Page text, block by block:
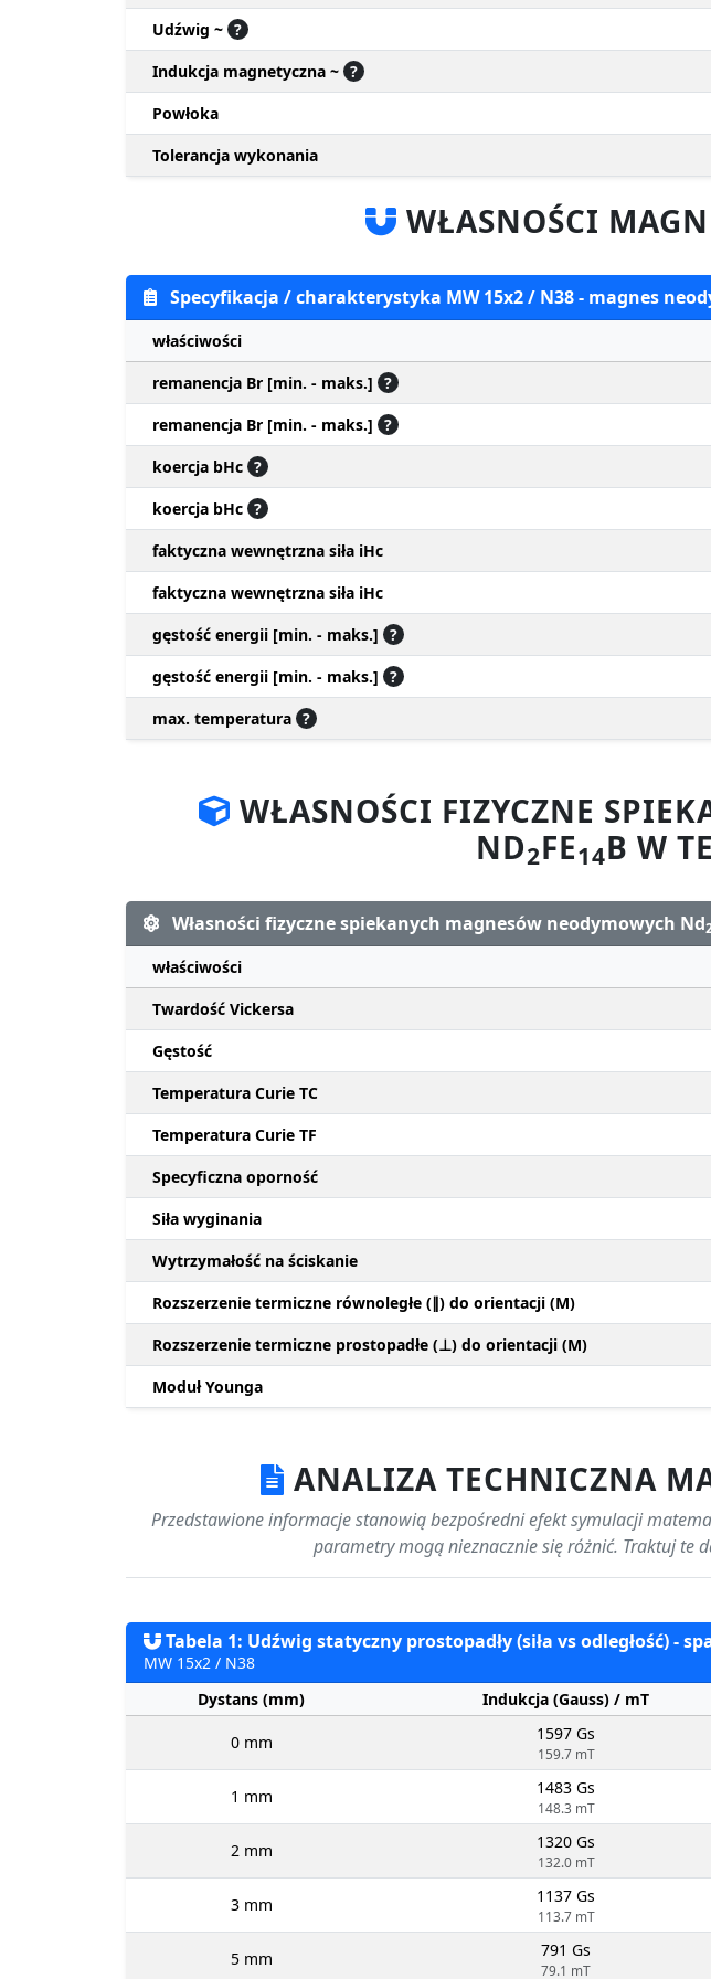
Udźwig ~ ?
Indukcja magnetyczna ~ ?
Powłoka
Tolerancja wykonania
WŁASNOŚCI
Specyfikacja / charakterystyka MW 15x2 / N38 - magnes
właściwości
remanencja Br [min. - maks.] ?
remanencja Br [min. - maks.] ?
koercja bHc ?
koercja bHc ?
faktyczna wewnętrzna siła iHc
faktyczna wewnętrzna siła iHc
gęstość energii [min. - maks.] ?
gęstość energii [min. - maks.] ?
max. temperatura ?
WŁASNOŚCI FIZYCZNE
ND2FE14B W
Własności fizyczne spiekanych magnesów neodymowych Nd
właściwości
Twardość Vickersa
Gęstość
Temperatura Curie TC
Temperatura Curie TF
Specyficzna oporność
Siła wyginania
Wytrzymałość na ściskanie
Rozszerzenie termiczne równoległe (∥) do orientacji (M)
Rozszerzenie termiczne prostopadłe (⊥) do orientacji (M)
Moduł Younga
ANALIZA TECHNICZNA
Przedstawione informacje stanowią bezpośredni efekt symulacji
parametry mogą nieznacznie się różnić. Traktuj te
Tabela 1: Udźwig statyczny prostopadły (siła vs odległość) -
MW 15x2 / N38
Dystans (mm)
Indukcja (Gauss) / mT
0 mm 1597 Gs
159.7 mT
1 mm 1483 Gs
148.3 mT
2 mm 1320 Gs
132.0 mT
3 mm 1137 Gs
113.7 mT
5 mm 791 Gs
79.1 mT